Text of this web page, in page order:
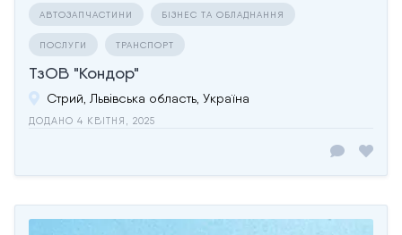
АВТОЗАПЧАСТИНИ БІЗНЕС ТА ОБЛАДНАННЯ
ПОСЛУГИ ТРАНСПОРТ
ТзОВ "Кондор"
Стрий, Львівська область, Україна
ДОДАНО 4 КВІТНЯ, 2025